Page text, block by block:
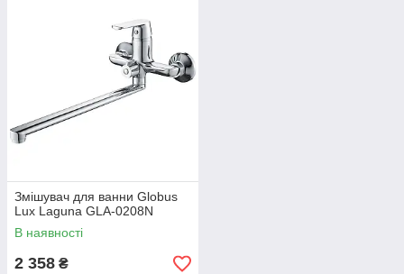
Змішувач для ванни Globus
Lux Laguna GLA-0208N
В наявності
2 358 ₴